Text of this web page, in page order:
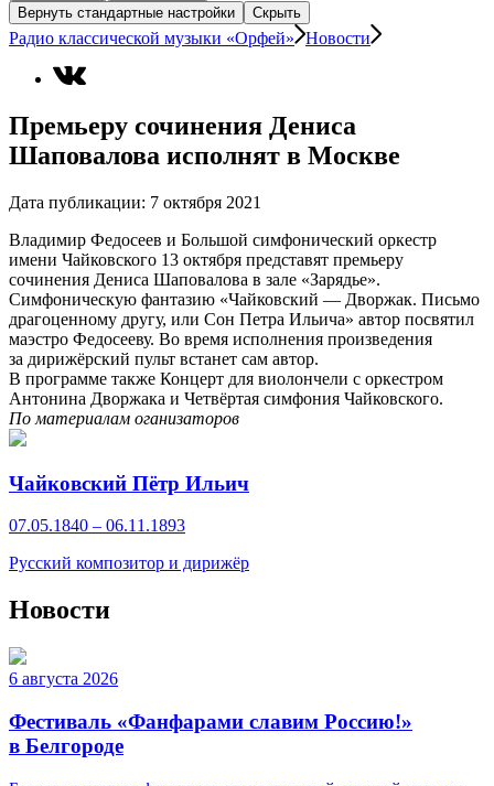
Вернуть стандартные настройки
Скрыть
Радио классической музыки «Орфей» Новости
Премьеру сочинения Дениса
Шаповалова исполнят в Москве
Дата публикации: 7 октября 2021
Владимир Федосеев и Большой симфонический оркестр
имени Чайковского 13 октября представят премьеру
сочинения Дениса Шаповалова в зале «Зарядье».
Симфоническую фантазию «Чайковский — Дворжак. Письмо
драгоценному другу, или Сон Петра Ильича» автор посвятил
маэстро Федосееву. Во время исполнения произведения
за дирижёрский пульт встанет сам автор.
В программе также Концерт для виолончели с оркестром
Антонина Дворжака и Четвёртая симфония Чайковского.
По материалам оганизаторов
Чайковский Пётр Ильич
07.05.1840 – 06.11.1893
Русский композитор и дирижёр
Новости
6 августа 2026
Фестиваль «Фанфарами славим Россию!»
в Белгороде